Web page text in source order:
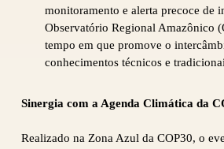
monitoramento e alerta precoce de
Observatório Regional Amazônico
tempo em que promove o
conhecimentos técnicos e
Sinergia com a Agenda Climática da
Realizado na Zona Azul da COP30, o